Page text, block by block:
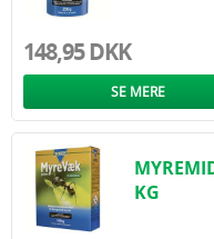
148,95 DKK
SE MERE
KG